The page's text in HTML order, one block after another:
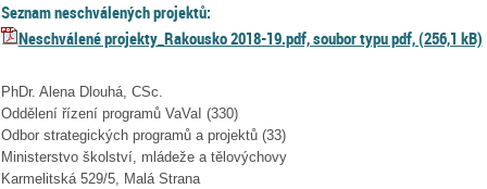
Seznam neschválených projektů:
Neschválené projekty_Rakousko 2018-19.pdf, soubor typu pdf, (256,1 kB)
PhDr. Alena Dlouhá, CSc.
Oddělení řízení programů VaVaI (330)
Odbor strategických programů a projektů (33)
Ministerstvo školství, mládeže a tělovýchovy
Karmelitská 529/5, Malá Strana